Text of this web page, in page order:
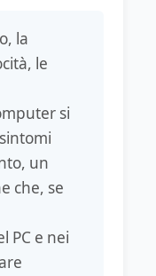
la
le
si
un
che, se
PC e nei